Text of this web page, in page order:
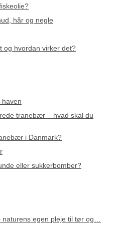
hår og negle
og hvordan virker det?
tranebær – hvad skal du
i Danmark?
eller sukkerbomber?
egen pleje til tør og…